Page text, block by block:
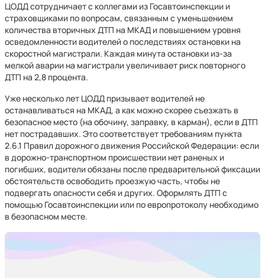
ЦОДД сотрудничает с коллегами из Госавтоинспекции и
страховщиками по вопросам, связанным с уменьшением
количества вторичных ДТП на МКАД и повышением уровня
осведомленности водителей о последствиях остановки на
скоростной магистрали. Каждая минута остановки из-за
мелкой аварии на магистрали увеличивает риск повторного
ДТП на 2,8 процента.
Уже несколько лет ЦОДД призывает водителей не
останавливаться на МКАД, а как можно скорее съезжать в
безопасное место (на обочину, заправку, в карман), если в ДТП
нет пострадавших. Это соответствует требованиям пункта
2.6.1 Правил дорожного движения Российской Федерации: если
в дорожно-транспортном происшествии нет раненых и
погибших, водители обязаны после предварительной фиксации
обстоятельств освободить проезжую часть, чтобы не
подвергать опасности себя и других. Оформлять ДТП с
помощью Госавтоинспекции или по европротоколу необходимо
в безопасном месте.